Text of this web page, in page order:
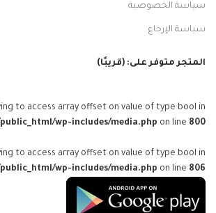
سياسة الخصوصية
سياسة الإرجاع
المتجر متوفر على: (قريبًا)
to access array offset on value of type bool in
wp-includes/media.php on line 800
to access array offset on value of type bool in
wp-includes/media.php on line 806